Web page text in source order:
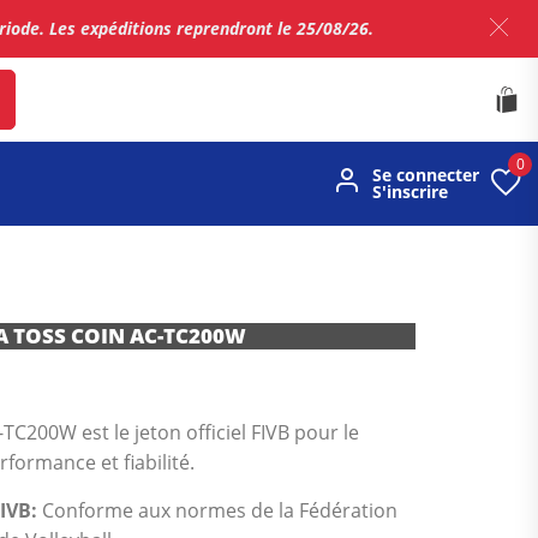
Les expéditions reprendront le 25/08/26.
Se connecter
S'inscrire
0
TOSS COIN AC-TC200W
est le jeton officiel FIVB pour le
et fiabilité.
Conforme aux normes de la Fédération